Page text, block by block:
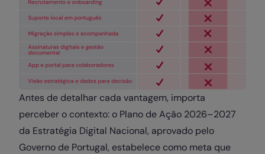
Antes de detalhar cada vantagem, importa
perceber o contexto: o Plano de Ação 2026–2027
da Estratégia Digital Nacional, aprovado pelo
Governo de Portugal, estabelece como meta que